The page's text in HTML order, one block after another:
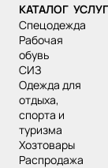
КАТАЛОГ
спецодежда
рабочая
обувь
СИЗ
одежда для
отдыха,
спорта и
туризма
хозтовары
распродажа